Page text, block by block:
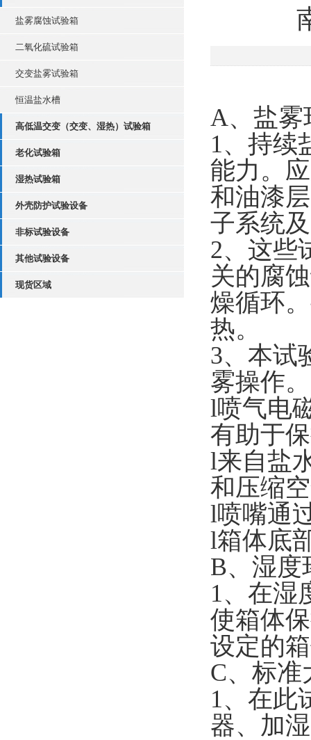
盐雾腐蚀试验箱
二氧化硫试验箱
交变盐雾试验箱
恒温盐水槽
高低温交变（交变、湿热）试验箱
老化试验箱
湿热试验箱
外壳防护试验设备
非标试验设备
其他试验设备
现货区域
A、盐雾
1、持续
能力。
和油漆
子系统
2、这些
关的腐
燥循环
热。
3、本试
雾操作。
l喷气电
有助于
l来自盐
和压缩
l喷嘴通
l箱体底
B、湿度
1、在湿
使箱体
设定的
C、标准
1、在此
器、加